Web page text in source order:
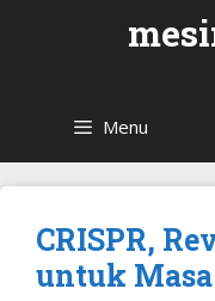
Menu
CRISPR,
untuk